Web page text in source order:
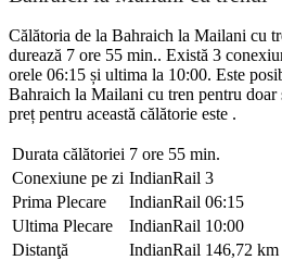
Călătoria de la Bahraich la Mailani cu
durează 7 ore 55 min.. Există 3
orele 06:15 și ultima la 10:00. Este
Bahraich la Mailani cu tren pentru doar
preț pentru această călătorie este .
Durata călătoriei 7 ore 55 min.
Conexiune pe zi IndianRail 3
Prima Plecare
IndianRail 06:15
Ultima Plecare
IndianRail 10:00
Distanţă
IndianRail 146,72 km